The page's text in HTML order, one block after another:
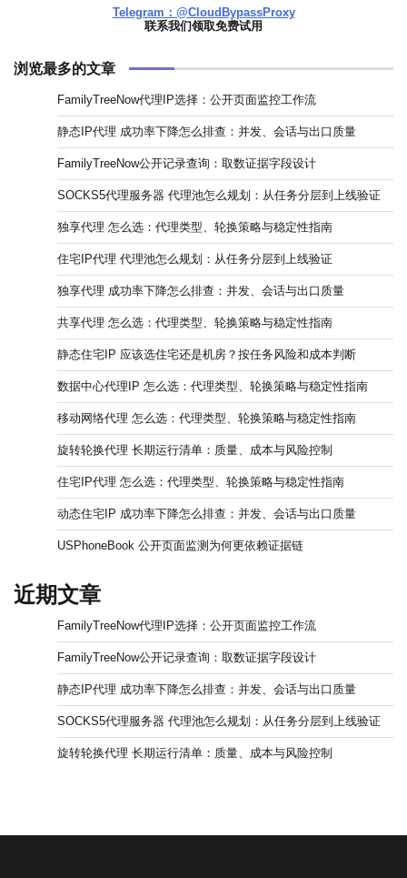
Telegram：@CloudBypassProxy
联系我们领取免费试用
浏览最多的文章
FamilyTreeNow代理IP选择：公开页面监控工作流
静态IP代理 成功率下降怎么排查：并发、会话与出口质量
FamilyTreeNow公开记录查询：取数证据字段设计
SOCKS5代理服务器 代理池怎么规划：从任务分层到上线验证
独享代理 怎么选：代理类型、轮换策略与稳定性指南
住宅IP代理 代理池怎么规划：从任务分层到上线验证
独享代理 成功率下降怎么排查：并发、会话与出口质量
共享代理 怎么选：代理类型、轮换策略与稳定性指南
静态住宅IP 应该选住宅还是机房？按任务风险和成本判断
数据中心代理IP 怎么选：代理类型、轮换策略与稳定性指南
移动网络代理 怎么选：代理类型、轮换策略与稳定性指南
旋转轮换代理 长期运行清单：质量、成本与风险控制
住宅IP代理 怎么选：代理类型、轮换策略与稳定性指南
动态住宅IP 成功率下降怎么排查：并发、会话与出口质量
USPhoneBook 公开页面监测为何更依赖证据链
近期文章
FamilyTreeNow代理IP选择：公开页面监控工作流
FamilyTreeNow公开记录查询：取数证据字段设计
静态IP代理 成功率下降怎么排查：并发、会话与出口质量
SOCKS5代理服务器 代理池怎么规划：从任务分层到上线验证
旋转轮换代理 长期运行清单：质量、成本与风险控制